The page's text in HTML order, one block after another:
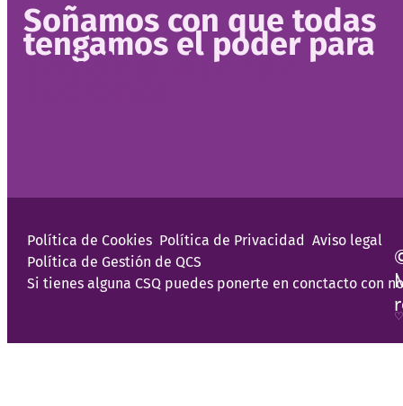
Soñamos con que todas
tengamos el poder para
decidir la vida que
♡
Política de Cookies Política de Privacidad Aviso legal
Política de Gestión de QCS
Si tienes alguna CSQ puedes ponerte en conctacto con